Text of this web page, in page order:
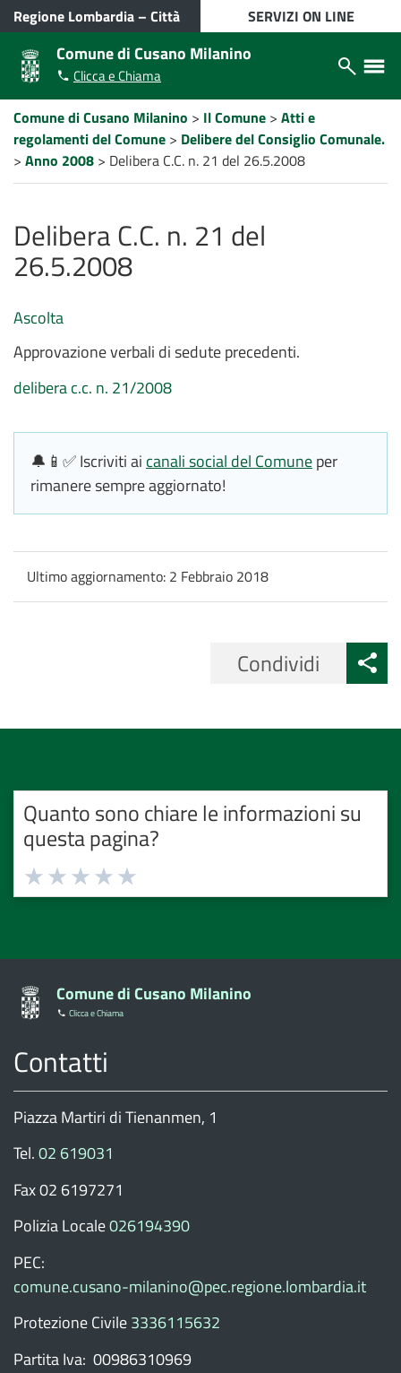
VAI AL CONTENUTO PRINCIPALE
Regione Lombardia – Città
metropolitana di Milano
SERVIZI ON LINE
Comune di Cusano Milanino
Clicca e Chiama
Apri/
laterale
Apri/chiudi
ricerca
Percorso
a
"briciole
pane"
Comune di Cusano Milanino > Il Comune > Atti e
regolamenti del Comune > Delibere del Consiglio Comunale.
> Anno 2008 > Delibera C.C. n. 21 del 26.5.2008
Delibera C.C. n. 21 del
26.5.2008
Ascolta
Approvazione verbali di sedute precedenti.
delibera c.c. n. 21/2008
🔔📱✅ Iscriviti ai canali social del Comuneper
rimanere sempre aggiornato!
Ultimo aggiornamento: 2 Febbraio 2018
Condividi
Quanto sono chiare le informazioni su
questa pagina?
Comune di Cusano Milanino
Clicca e Chiama
Contatti
Piazza Martiri di Tienanmen, 1
Tel.02 619031
Fax 02 6197271
Polizia Locale026194390
PEC:
comune.cusano-milanino@pec.regione.lombardia.it
Protezione Civile3336115632
Partita Iva: 00986310969